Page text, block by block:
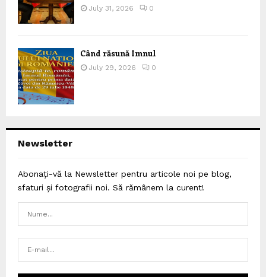
July 31, 2026 0
Când răsună Imnul
July 29, 2026 0
Newsletter
Abonați-vă la Newsletter pentru articole noi pe blog,
sfaturi și fotografii noi. Să rămânem la curent!